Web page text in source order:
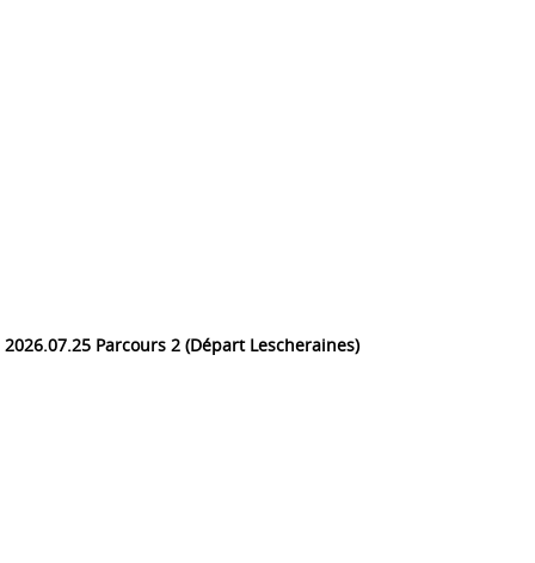
2026.07.25 Parcours 2 (Départ Lescheraines)